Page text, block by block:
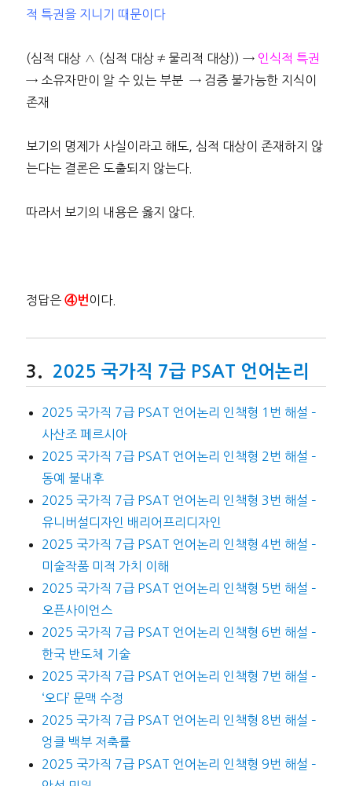
적 특권을 지니기 때문이다
(심적 대상 ∧ (심적 대상 ≠ 물리적 대상)) → 인식적 특권
→ 소유자만이 알 수 있는 부분 → 검증 불가능한 지식이
존재
보기의 명제가 사실이라고 해도, 심적 대상이 존재하지 않
는다는 결론은 도출되지 않는다.
따라서 보기의 내용은 옳지 않다.
정답은④번 이다.
2025 국가직 7급 PSAT 언어논리
2025 국가직 7급 PSAT 언어논리 인책형 1번 해설 –
사산조 페르시아
2025 국가직 7급 PSAT 언어논리 인책형 2번 해설 –
동예 불내후
2025 국가직 7급 PSAT 언어논리 인책형 3번 해설 –
유니버설디자인 배리어프리디자인
2025 국가직 7급 PSAT 언어논리 인책형 4번 해설 –
미술작품 미적 가치 이해
2025 국가직 7급 PSAT 언어논리 인책형 5번 해설 –
오픈사이언스
2025 국가직 7급 PSAT 언어논리 인책형 6번 해설 –
한국 반도체 기술
2025 국가직 7급 PSAT 언어논리 인책형 7번 해설 –
‘오다’ 문맥 수정
2025 국가직 7급 PSAT 언어논리 인책형 8번 해설 –
엉클 백부 저축률
2025 국가직 7급 PSAT 언어논리 인책형 9번 해설 –